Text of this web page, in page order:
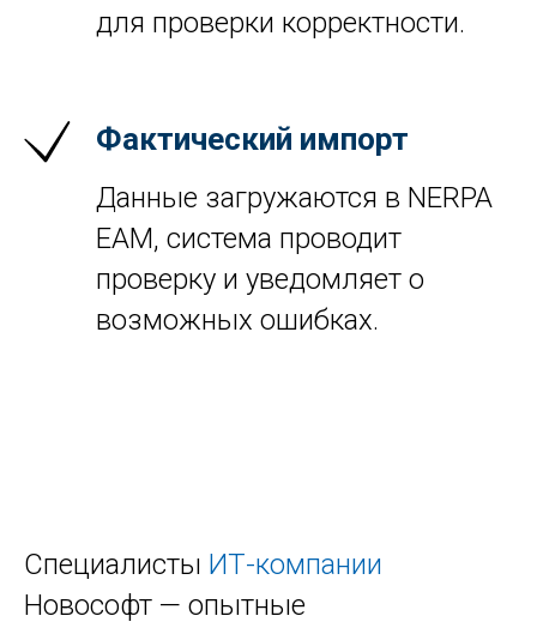
для проверки корректности.
Фактический импорт
Данные загружаются в NERPA
EAM, система проводит
проверку и уведомляет о
возможных ошибках.
Специалисты ИТ-компании
Новософт — опытные